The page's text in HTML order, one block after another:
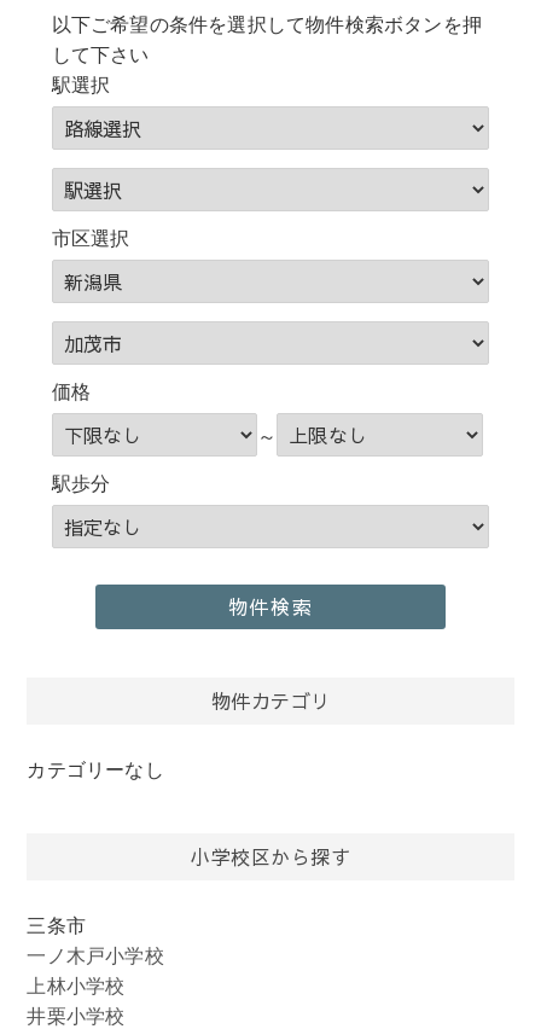
以下ご希望の条件を選択して物件検索ボタンを押
して下さい
駅選択
市区選択
価格
～
駅歩分
物件カテゴリ
カテゴリーなし
小学校区から探す
三条市
一ノ木戸小学校
上林小学校
井栗小学校